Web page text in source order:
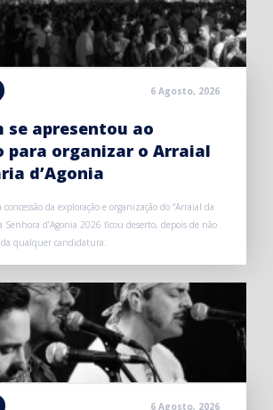
6 Agosto, 2026
se apresentou ao
para organizar o Arraial
d’Agonia
da exploração e organização do “Arraial da
Senhora d’Agonia 2026 ficou deserto, depois de não
qualquer candidatura.
6 Agosto, 2026